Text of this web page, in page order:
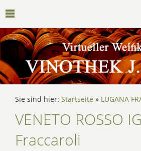
Sie sind hier: Startseite » LUGANA
VENETO ROSSO
Fraccaroli